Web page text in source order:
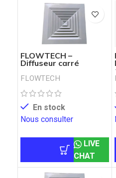
FLOWTECH –
Diffuseur carré
FLOWTECH
En stock
Nous consulter
LIVE
CHAT